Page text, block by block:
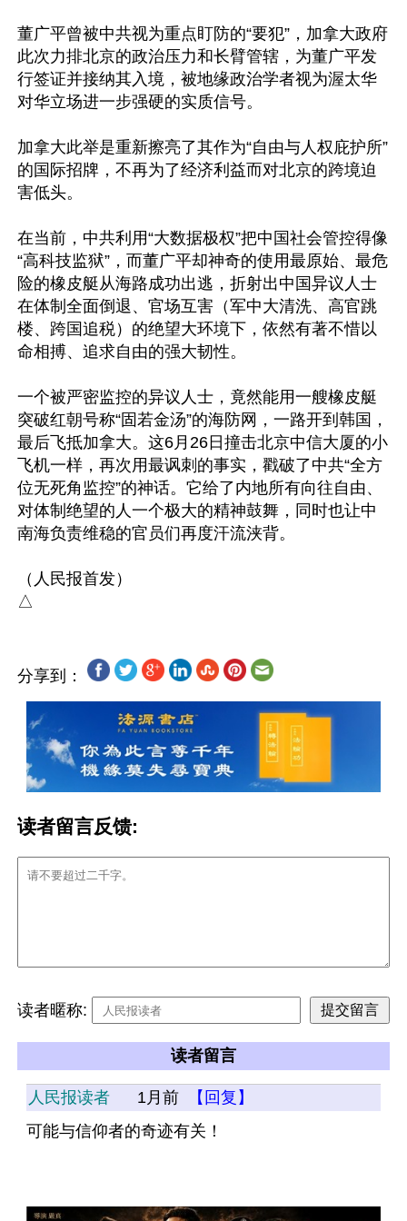
董广平曾被中共视为重点盯防的“要犯”，加拿大政府
此次力排北京的政治压力和长臂管辖，为董广平发
行签证并接纳其入境，被地缘政治学者视为渥太华
对华立场进一步强硬的实质信号。
加拿大此举是重新擦亮了其作为“自由与人权庇护所”
的国际招牌，不再为了经济利益而对北京的跨境迫
害低头。
在当前，中共利用“大数据极权”把中国社会管控得像
“高科技监狱”，而董广平却神奇的使用最原始、最危
险的橡皮艇从海路成功出逃，折射出中国异议人士
在体制全面倒退、官场互害（军中大清洗、高官跳
楼、跨国追税）的绝望大环境下，依然有著不惜以
命相搏、追求自由的强大韧性。
一个被严密监控的异议人士，竟然能用一艘橡皮艇
突破红朝号称“固若金汤”的海防网，一路开到韩国，
最后飞抵加拿大。这6月26日撞击北京中信大厦的小
飞机一样，再次用最讽刺的事实，戳破了中共“全方
位无死角监控”的神话。它给了内地所有向往自由、
对体制绝望的人一个极大的精神鼓舞，同时也让中
南海负责维稳的官员们再度汗流浃背。
（人民报首发）
分享到：
读者留言反馈:
读者暱称:
读者留言
人民报读者 1月前
【回复】
可能与信仰者的奇迹有关！